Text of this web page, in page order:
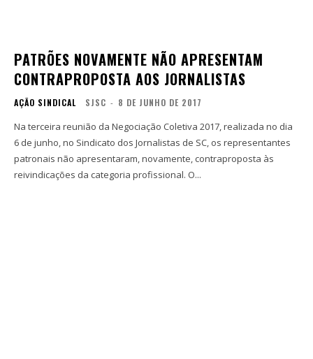
PATRÕES NOVAMENTE NÃO APRESENTAM
CONTRAPROPOSTA AOS JORNALISTAS
AÇÃO SINDICAL SJSC - 8 DE JUNHO DE 2017
Na terceira reunião da Negociação Coletiva 2017, realizada no dia
6 de junho, no Sindicato dos Jornalistas de SC, os representantes
patronais não apresentaram, novamente, contraproposta às
reivindicações da categoria profissional. O...